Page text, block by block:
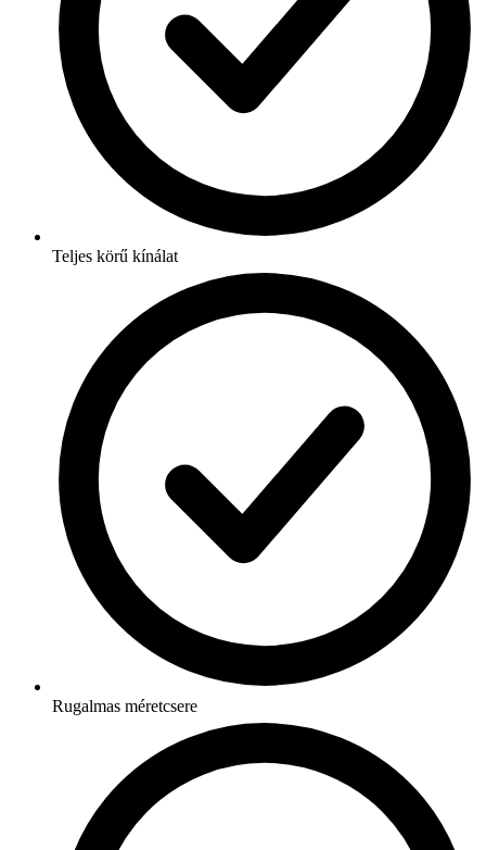
Teljes körű kínálat
Rugalmas méretcsere